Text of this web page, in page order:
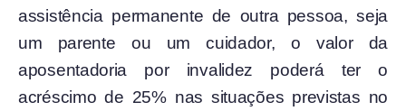
assistência permanente de outra pessoa, seja
um parente ou um cuidador, o valor da
aposentadoria por invalidez poderá ter o
acréscimo de 25% nas situações previstas no